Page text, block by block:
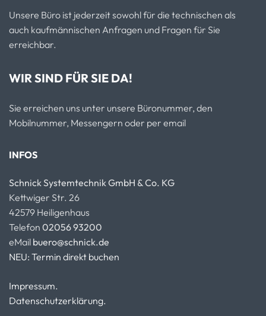
Unsere Büro ist jederzeit sowohl für die technischen als
auch kaufmännischen Anfragen und Fragen für Sie
erreichbar.
WIR SIND FÜR SIE DA!
Sie erreichen uns unter unsere Büronummer, den
Mobilnummer, Messengern oder per email
INFOS
Schnick Systemtechnik GmbH & Co. KG
Kettwiger Str. 26
42579 Heiligenhaus
Telefon 02056 93200
eMail buero@schnick.de
NEU: Termin direkt buchen
Impressum.
Datenschutzerklärung.